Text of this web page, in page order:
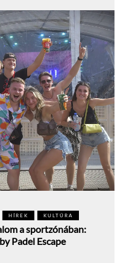
HÍREK KULTÚRA
a sportzónában:
Padel Escape